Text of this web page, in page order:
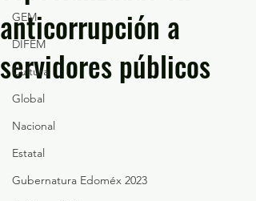
GEM
DIFEM
Cultura
Global
Nacional
Estatal
Gubernatura Edoméx 2023
anticorrupción a
servidores públicos